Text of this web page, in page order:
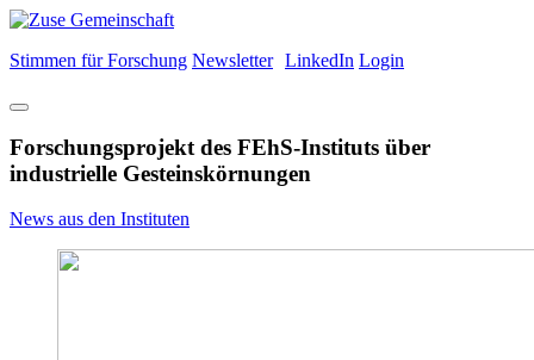
Stimmen für Forschung Newsletter LinkedIn Login
Forschungsprojekt des FEhS-Instituts über
industrielle Gesteinskörnungen
News aus den Instituten